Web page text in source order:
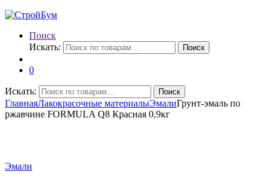
Поиск
Искать:
Поиск
0
Искать: Поиск
ГлавнаяЛакокрасочные материалыЭмалиГрунт-эмаль по
ржавчине FORMULA Q8 Красная 0,9кг
Эмали